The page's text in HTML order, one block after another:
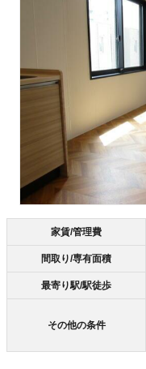
家賃/管理費
間取り/専有面積
最寄り駅/駅徒歩
その他の条件